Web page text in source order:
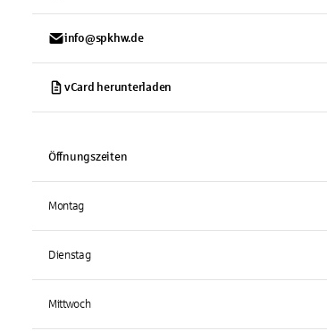
info@spkhw.de
vCard herunterladen
Öffnungszeiten
Montag
Dienstag
Mittwoch